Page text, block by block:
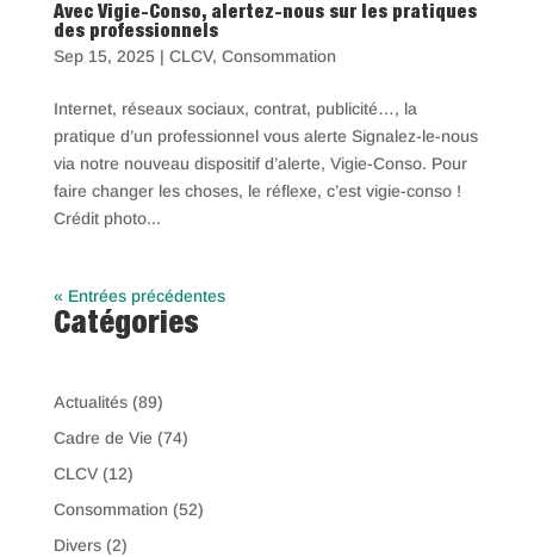
Avec Vigie-Conso, alertez-nous sur les pratiques
des professionnels
Sep 15, 2025| CLCV, Consommation
Internet, réseaux sociaux, contrat, publicité…, la
pratique d’un professionnel vous alerte Signalez-le-nous
via notre nouveau dispositif d’alerte, Vigie-Conso. Pour
faire changer les choses, le réflexe, c’est vigie-conso !
Crédit photo...
« Entrées précédentes
Catégories
Actualités(89)
Cadre de Vie (74)
CLCV(12)
Consommation (52)
Divers(2)